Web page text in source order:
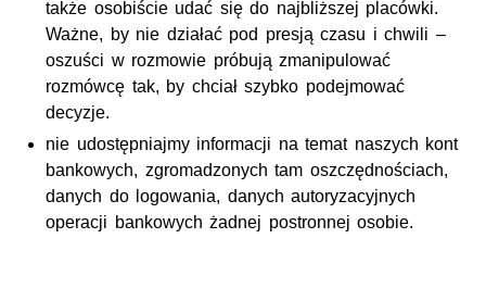
także osobiście udać się do najbliższej placówki.
Ważne, by nie działać pod presją czasu i chwili –
oszuści w rozmowie próbują zmanipulować
rozmówcę tak, by chciał szybko podejmować
decyzje.
nie udostępniajmy informacji na temat naszych kont
bankowych, zgromadzonych tam oszczędnościach,
danych do logowania, danych autoryzacyjnych
operacji bankowych żadnej postronnej osobie.